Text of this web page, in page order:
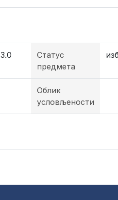
3.0
Статус
предмета
Облик
условљености